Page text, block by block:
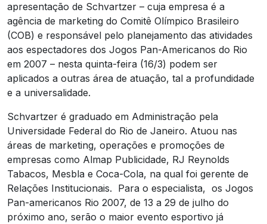
apresentação de Schvartzer – cuja empresa é a
agência de marketing do Comitê Olímpico Brasileiro
(COB) e responsável pelo planejamento das atividades
aos espectadores dos Jogos Pan-Americanos do Rio
em 2007 – nesta quinta-feira (16/3) podem ser
aplicados a outras área de atuação, tal a profundidade
e a universalidade.
Schvartzer é graduado em Administração pela
Universidade Federal do Rio de Janeiro. Atuou nas
áreas de marketing, operações e promoções de
empresas como Almap Publicidade, RJ Reynolds
Tabacos, Mesbla e Coca-Cola, na qual foi gerente de
Relações Institucionais. Para o especialista, os Jogos
Pan-americanos Rio 2007, de 13 a 29 de julho do
próximo ano, serão o maior evento esportivo já